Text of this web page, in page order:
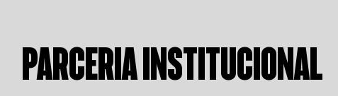
PARCERIA INSTITUCIONAL